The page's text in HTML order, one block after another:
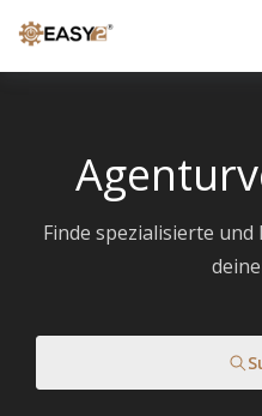
Finde spezialisierte